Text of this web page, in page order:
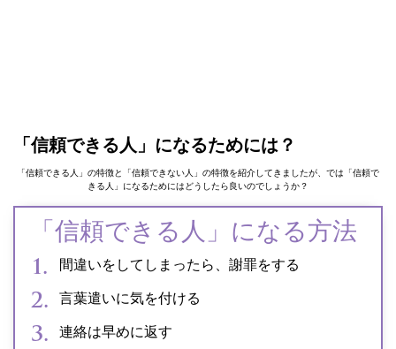
「信頼できる人」になるためには？
「信頼できる人」の特徴と「信頼できない人」の特徴を紹介してきましたが、では「信頼で
きる人」になるためにはどうしたら良いのでしょうか？
「信頼できる人」になる方法
間違いをしてしまったら、謝罪をする
言葉遣いに気を付ける
連絡は早めに返す